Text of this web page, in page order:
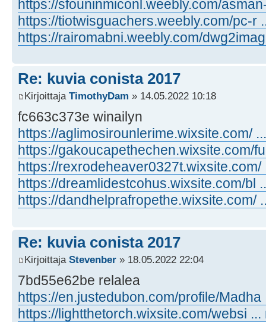
https://sfouninmiconl.weebly.com/
https://tiotwisguachers.weebly.com/pc-r
https://rairomabni.weebly.com/
Re: kuvia conista 2017
Kirjoittaja TimothyDam » 14.05.2022 10:18
fc663c373e winailyn
https://aglimosirounlerime.wixsite.com/
https://gakoucapethechen.wixsite.com/
https://rexrodeheaver0327t.wixsite.com/
https://dreamlidestcohus.wixsite.com/bl
https://dandhelprafropethe.wixsite.com/
Re: kuvia conista 2017
Kirjoittaja Stevenber » 18.05.2022 22:04
7bd55e62be relalea
https://en.justedubon.com/profile/Madha
https://lightthetorch.wixsite.com/websi ...